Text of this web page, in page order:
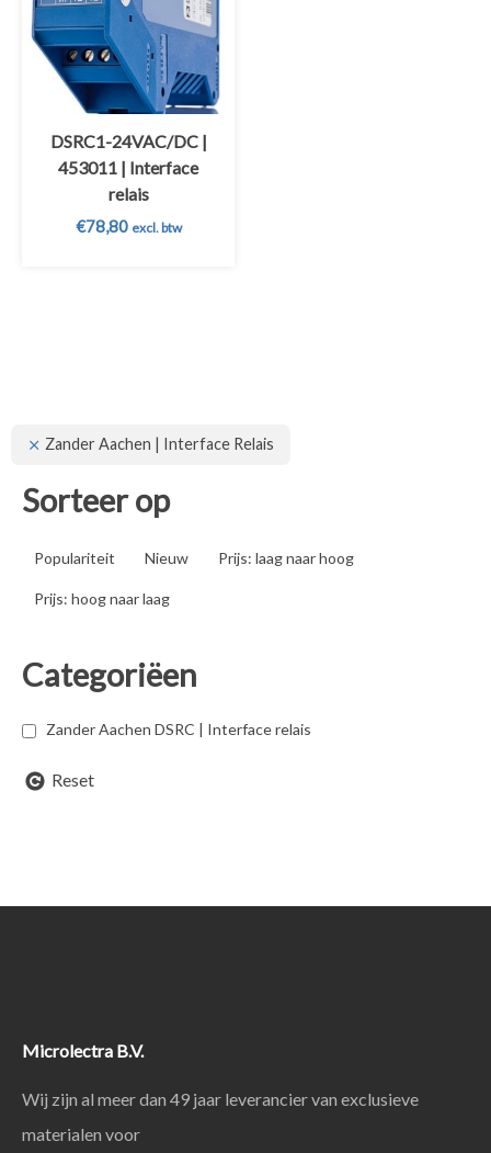
Zander Aachen | Interface Relais
Sorteer op
Populariteit Nieuw Prijs: laag naar hoog
Prijs: hoog naar laag
Categoriëen
Zander Aachen DSRC | Interface relais
Reset
DSRC1-24VAC/DC |
453011 | Interface
relais
€78,80 excl. btw
Microlectra B.V.
Wij zijn al meer dan 49 jaar leverancier van exclusieve
materialen voor